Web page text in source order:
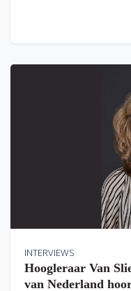
INTERVIEWS
Hoogleraar Van
van Nederland